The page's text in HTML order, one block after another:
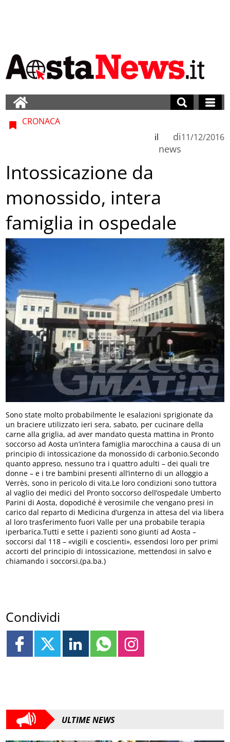
CRONACA
di
news
il 11/12/2016
Intossicazione da
monossido, intera
famiglia in ospedale
Sono state molto probabilmente le esalazioni sprigionate da
un braciere utilizzato ieri sera, sabato, per cucinare della
carne alla griglia, ad aver mandato questa mattina in Pronto
soccorso ad Aosta un’intera famiglia marocchina a causa di un
principio di intossicazione da monossido di carbonio.Secondo
quanto appreso, nessuno tra i quattro adulti – dei quali tre
donne – e i tre bambini presenti all’interno di un alloggio a
Verrès, sono in pericolo di vita.Le loro condizioni sono tuttora
al vaglio dei medici del Pronto soccorso dell’ospedale Umberto
Parini di Aosta, dopodiché è verosimile che vengano presi in
carico dal reparto di Medicina d’urgenza in attesa del via libera
al loro trasferimento fuori Valle per una probabile terapia
iperbarica.Tutti e sette i pazienti sono giunti ad Aosta –
soccorsi dal 118 – «vigili e coscienti», essendosi loro per primi
accorti del principio di intossicazione, mettendosi in salvo e
chiamando i soccorsi.(pa.ba.)
Condividi
ULTIME NEWS